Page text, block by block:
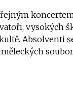
vysokých
Absolventi